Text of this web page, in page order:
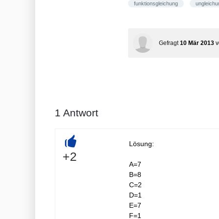
funktionsgleichung
Gefragt 10 Mär 2013
1 Antwort
+
+2
Lösung:
A=7
B=8
C=2
D=1
E=7
F=1